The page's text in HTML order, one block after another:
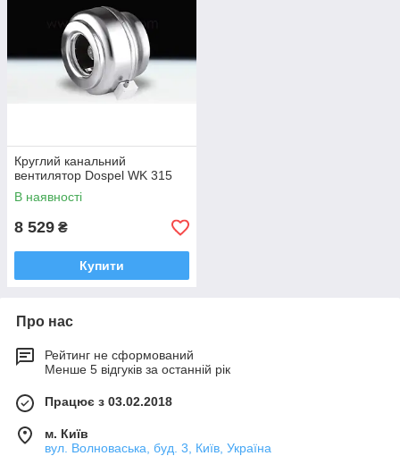
Круглий канальний
вентилятор Dospel WK 315
В наявності
8 529 ₴
Купити
Про нас
Рейтинг не сформований
Менше 5 відгуків за останній рік
Працює з 03.02.2018
м. Київ
вул. Волноваська, буд. 3, Київ, Україна